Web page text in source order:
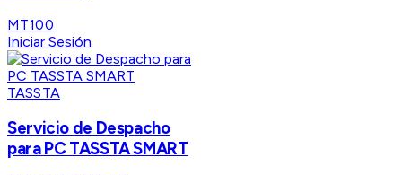
MT100
Iniciar Sesión
TASSTA
Servicio de Despacho
para PC TASSTA SMART